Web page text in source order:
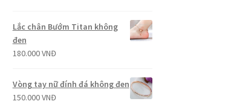
Lắc chân Bướm Titan không
đen
180.000VNĐ
Vòng tay nữ đính đá không đen
150.000VNĐ